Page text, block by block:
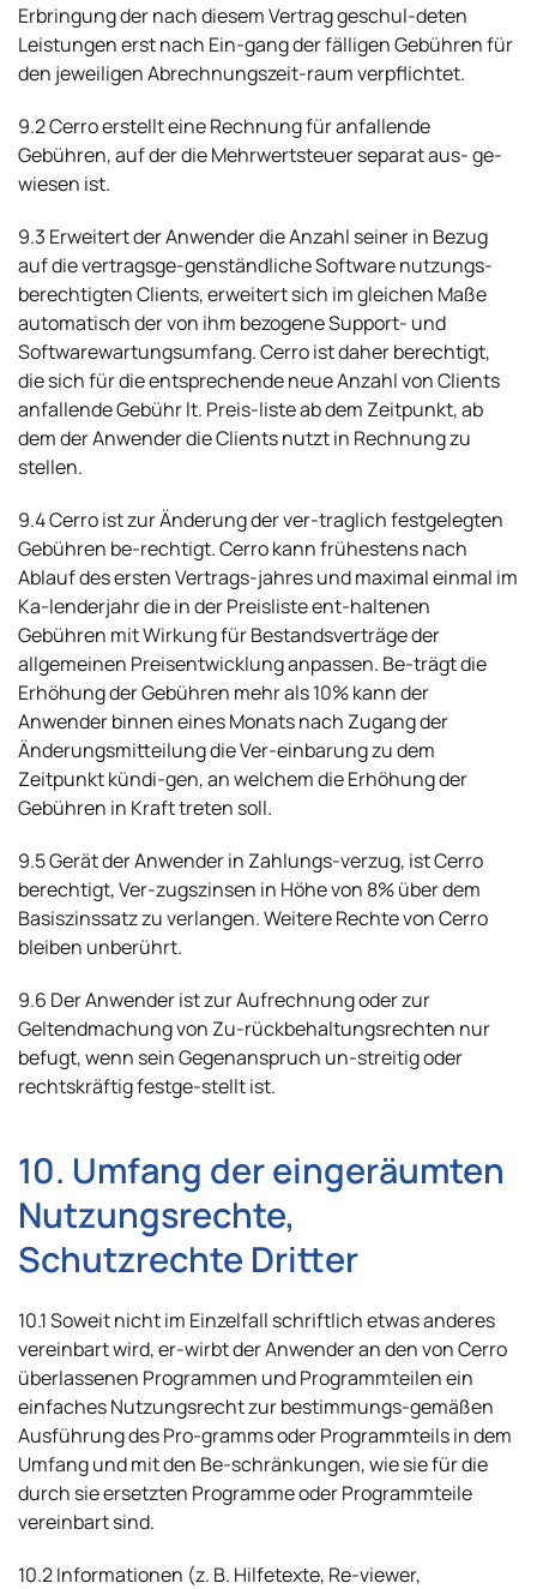
Erbringung der nach diesem Vertrag geschul-deten
Leistungen erst nach Ein-gang der fälligen Gebühren für
den jeweiligen Abrechnungszeit-raum verpflichtet.
9.2 Cerro erstellt eine Rechnung für anfallende
Gebühren, auf der die Mehrwertsteuer separat aus- ge-
wiesen ist.
9.3 Erweitert der Anwender die Anzahl seiner in Bezug
auf die vertragsge-genständliche Software nutzungs-
berechtigten Clients, erweitert sich im gleichen Maße
automatisch der von ihm bezogene Support- und
Softwarewartungsumfang. Cerro ist daher berechtigt,
die sich für die entsprechende neue Anzahl von Clients
anfallende Gebühr lt. Preis-liste ab dem Zeitpunkt, ab
dem der Anwender die Clients nutzt in Rechnung zu
stellen.
9.4 Cerro ist zur Änderung der ver-traglich festgelegten
Gebühren be-rechtigt. Cerro kann frühestens nach
Ablauf des ersten Vertrags-jahres und maximal einmal im
Ka-lenderjahr die in der Preisliste ent-haltenen
Gebühren mit Wirkung für Bestandsverträge der
allgemeinen Preisentwicklung anpassen. Be-trägt die
Erhöhung der Gebühren mehr als 10% kann der
Anwender binnen eines Monats nach Zugang der
Änderungsmitteilung die Ver-einbarung zu dem
Zeitpunkt kündi-gen, an welchem die Erhöhung der
Gebühren in Kraft treten soll.
9.5 Gerät der Anwender in Zahlungs-verzug, ist Cerro
berechtigt, Ver-zugszinsen in Höhe von 8% über dem
Basiszinssatz zu verlangen. Weitere Rechte von Cerro
bleiben unberührt.
9.6 Der Anwender ist zur Aufrechnung oder zur
Geltendmachung von Zu-rückbehaltungsrechten nur
befugt, wenn sein Gegenanspruch un-streitig oder
rechtskräftig festge-stellt ist.
10. Umfang der eingeräumten
Nutzungsrechte,
Schutzrechte Dritter
10.1 Soweit nicht im Einzelfall schriftlich etwas anderes
vereinbart wird, er-wirbt der Anwender an den von Cerro
überlassenen Programmen und Programmteilen ein
einfaches Nutzungsrecht zur bestimmungs-gemäßen
Ausführung des Pro-gramms oder Programmteils in dem
Umfang und mit den Be-schränkungen, wie sie für die
durch sie ersetzten Programme oder Programmteile
vereinbart sind.
10.2 Informationen (z. B. Hilfetexte, Re-viewer,